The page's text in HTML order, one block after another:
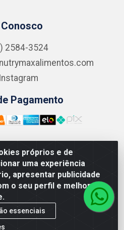
próprios e de
uma experiência
apresentar publicidade
o seu perfil e melhorar a
essenciais
2584-3524
Instagram
Pagamento
PRODUTOS ALIMENTICIOS
721 PENHA CIRCULAR/RJ -
0001-03